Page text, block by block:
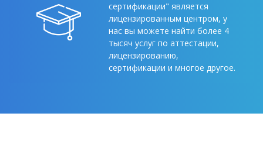
сертификации" является
лицензированным центром, у
нас вы можете найти более 4
тысяч услуг по аттестации,
лицензированию,
сертификации и многое другое.